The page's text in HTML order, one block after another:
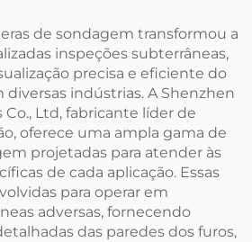
de sondagem transformou a
inspeções subterrâneas,
precisa e eficiente do
indústrias. A Shenzhen
Ltd, fabricante líder de
oferece uma ampla gama de
projetadas para atender às
de cada aplicação. Essas
para operar em
adversas, fornecendo
das paredes dos furos,